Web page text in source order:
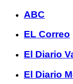
ABC
EL Correo
El Diario
El Diario